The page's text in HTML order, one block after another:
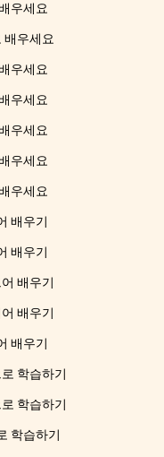
우세요
배우세요
우세요
우세요
우세요
우세요
우세요
배우기
배우기
배우기
배우기
배우기
학습하기
학습하기
학습하기